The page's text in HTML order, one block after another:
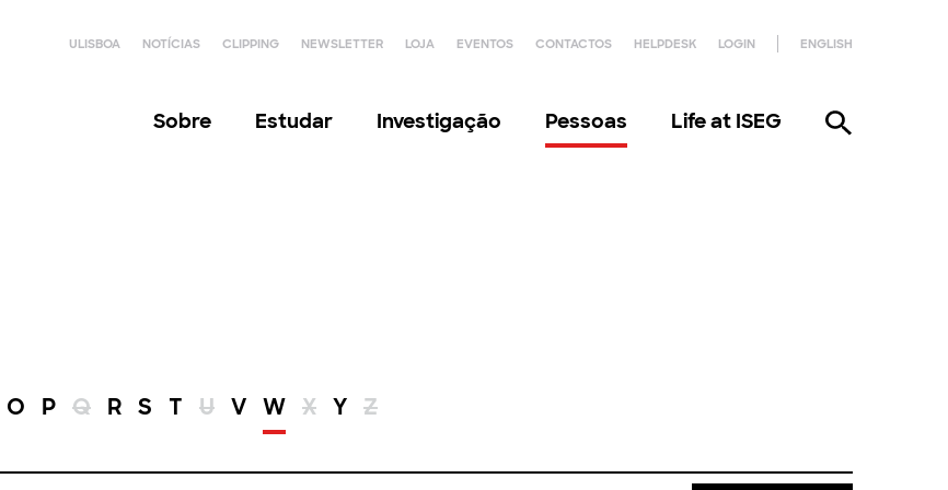
ULISBOA NOTÍCIAS CLIPPING NEWSLETTER LOJA EVENTOS CONTACTOS HELPDESK LOGIN ENGLISH
Sobre Estudar Investigação Pessoas Life at ISEG
O P Q R S T U V W X Y Z